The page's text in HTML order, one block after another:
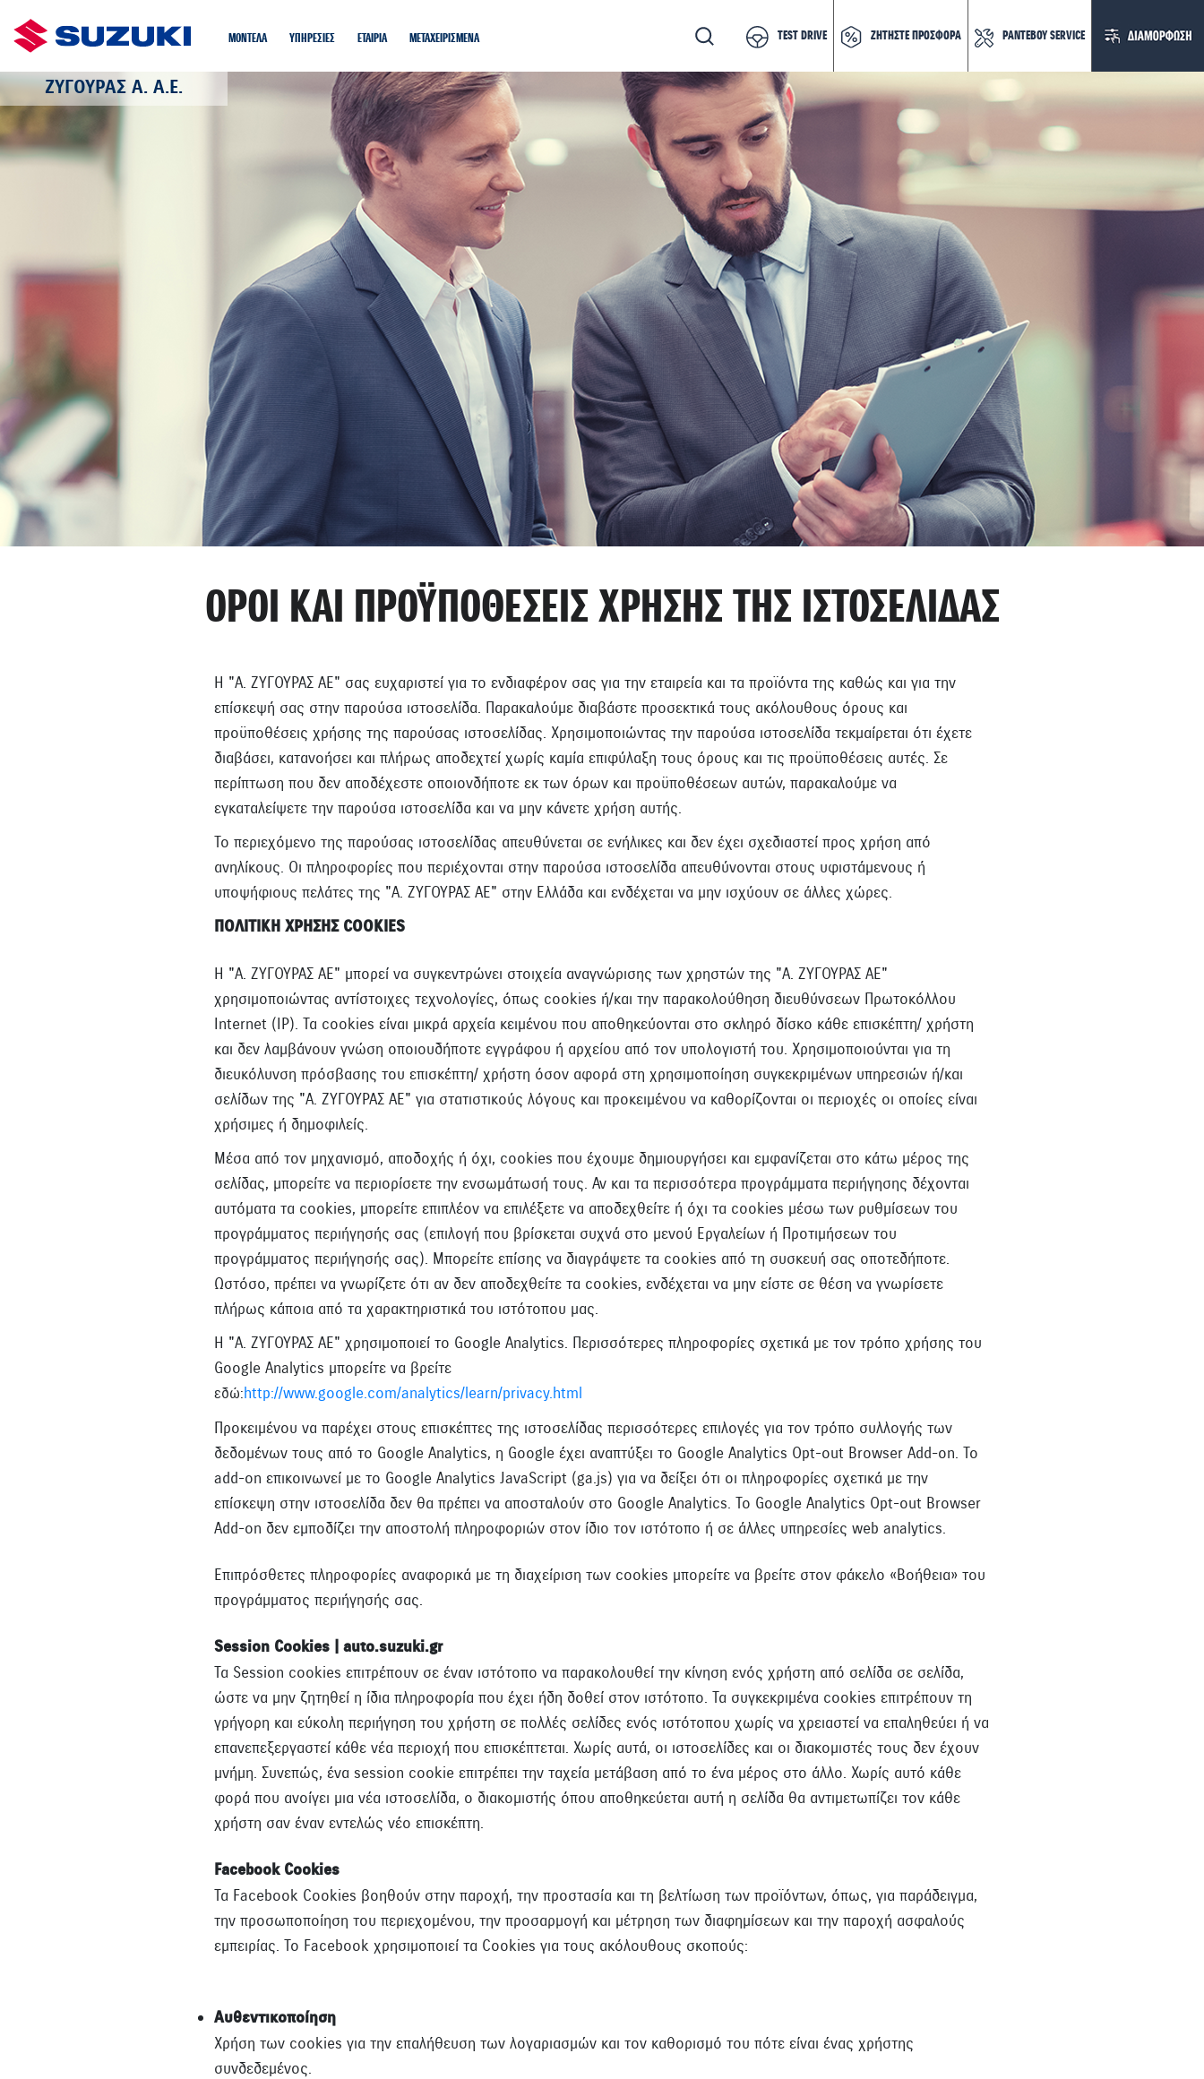
ΖΥΓΟΥΡΑΣ Α. Α.Ε.
ΜΟΝΤΕΛΑ ΥΠΗΡΕΣΙΕΣ EΤΑIΡΙΑ ΜΕΤΑΧΕΙΡΙΣΜΕΝΑ TEST DRIVE ΖΗΤΗΣΤΕ ΠΡΟΣΦΟΡΑ ΡΑΝΤΕΒΟΥ SERVICE
ΟΡΟΙ ΚΑΙ ΠΡΟΫΠΟΘΕΣΕΙΣ ΧΡΗΣΗΣ ΤΗΣ ΙΣΤΟΣΕΛΙΔΑΣ
Η "Α. ΖΥΓΟΥΡΑΣ ΑΕ" σας ευχαριστεί για το ενδιαφέρον σας για την εταιρεία και τα προϊόντα της καθώς και για την
επίσκεψή σας στην παρούσα ιστοσελίδα. Παρακαλούμε διαβάστε προσεκτικά τους ακόλουθους όρους και
προϋποθέσεις χρήσης της παρούσας ιστοσελίδας. Χρησιμοποιώντας την παρούσα ιστοσελίδα τεκμαίρεται ότι έχετε
διαβάσει, κατανοήσει και πλήρως αποδεχτεί χωρίς καμία επιφύλαξη τους όρους και τις προϋποθέσεις αυτές. Σε
περίπτωση που δεν αποδέχεστε οποιονδήποτε εκ των όρων και προϋποθέσεων αυτών, παρακαλούμε να
εγκαταλείψετε την παρούσα ιστοσελίδα και να μην κάνετε χρήση αυτής.
Το περιεχόμενο της παρούσας ιστοσελίδας απευθύνεται σε ενήλικες και δεν έχει σχεδιαστεί προς χρήση από
ανηλίκους. Οι πληροφορίες που περιέχονται στην παρούσα ιστοσελίδα απευθύνονται στους υφιστάμενους ή
υποψήφιους πελάτες της "Α. ΖΥΓΟΥΡΑΣ ΑΕ" στην Ελλάδα και ενδέχεται να μην ισχύουν σε άλλες χώρες.
ΠΟΛΙΤΙΚΗ ΧΡΗΣΗΣ COOKIES
Η "Α. ΖΥΓΟΥΡΑΣ ΑΕ" μπορεί να συγκεντρώνει στοιχεία αναγνώρισης των χρηστών της "Α. ΖΥΓΟΥΡΑΣ ΑΕ"
χρησιμοποιώντας αντίστοιχες τεχνολογίες, όπως cookies ή/και την παρακολούθηση διευθύνσεων Πρωτοκόλλου
Internet (IP). Τα cookies είναι μικρά αρχεία κειμένου που αποθηκεύονται στο σκληρό δίσκο κάθε επισκέπτη/ χρήστη
και δεν λαμβάνουν γνώση οποιουδήποτε εγγράφου ή αρχείου από τον υπολογιστή του. Χρησιμοποιούνται για τη
διευκόλυνση πρόσβασης του επισκέπτη/ χρήστη όσον αφορά στη χρησιμοποίηση συγκεκριμένων υπηρεσιών ή/και
σελίδων της "Α. ΖΥΓΟΥΡΑΣ ΑΕ" για στατιστικούς λόγους και προκειμένου να καθορίζονται οι περιοχές οι οποίες είναι
χρήσιμες ή δημοφιλείς.
Μέσα από τον μηχανισμό, αποδοχής ή όχι, cookies που έχουμε δημιουργήσει και εμφανίζεται στο κάτω μέρος της
σελίδας, μπορείτε να περιορίσετε την ενσωμάτωσή τους. Αν και τα περισσότερα προγράμματα περιήγησης δέχονται
αυτόματα τα cookies, μπορείτε επιπλέον να επιλέξετε να αποδεχθείτε ή όχι τα cookies μέσω των ρυθμίσεων του
προγράμματος περιήγησής σας (επιλογή που βρίσκεται συχνά στο μενού Εργαλείων ή Προτιμήσεων του
προγράμματος περιήγησής σας). Μπορείτε επίσης να διαγράψετε τα cookies από τη συσκευή σας οποτεδήποτε.
Ωστόσο, πρέπει να γνωρίζετε ότι αν δεν αποδεχθείτε τα cookies, ενδέχεται να μην είστε σε θέση να γνωρίσετε
πλήρως κάποια από τα χαρακτηριστικά του ιστότοπου μας.
Η "Α. ΖΥΓΟΥΡΑΣ ΑΕ" χρησιμοποιεί το Google Analytics. Περισσότερες πληροφορίες σχετικά με τον τρόπο χρήσης του
Google Analytics μπορείτε να βρείτε
εδώ:http://www.google.com/analytics/learn/privacy.html
Προκειμένου να παρέχει στους επισκέπτες της ιστοσελίδας περισσότερες επιλογές για τον τρόπο συλλογής των
δεδομένων τους από το Google Analytics, η Google έχει αναπτύξει το Google Analytics Opt-out Browser Add-on. Το
add-on επικοινωνεί με το Google Analytics JavaScript (ga.js) για να δείξει ότι οι πληροφορίες σχετικά με την
επίσκεψη στην ιστοσελίδα δεν θα πρέπει να αποσταλούν στο Google Analytics. Το Google Analytics Opt-out Browser
Add-on δεν εμποδίζει την αποστολή πληροφοριών στον ίδιο τον ιστότοπο ή σε άλλες υπηρεσίες web analytics.
Επιπρόσθετες πληροφορίες αναφορικά με τη διαχείριση των cookies μπορείτε να βρείτε στον φάκελο «Βοήθεια» του
προγράμματος περιήγησής σας.
Session Cookies | auto.suzuki.gr
Τα Session cookies επιτρέπουν σε έναν ιστότοπο να παρακολουθεί την κίνηση ενός χρήστη από σελίδα σε σελίδα,
ώστε να μην ζητηθεί η ίδια πληροφορία που έχει ήδη δοθεί στον ιστότοπο. Τα συγκεκριμένα cookies επιτρέπουν τη
γρήγορη και εύκολη περιήγηση του χρήστη σε πολλές σελίδες ενός ιστότοπου χωρίς να χρειαστεί να επαληθεύει ή να
επανεπεξεργαστεί κάθε νέα περιοχή που επισκέπτεται. Χωρίς αυτά, οι ιστοσελίδες και οι διακομιστές τους δεν έχουν
μνήμη. Συνεπώς, ένα session cookie επιτρέπει την ταχεία μετάβαση από το ένα μέρος στο άλλο. Χωρίς αυτό κάθε
φορά που ανοίγει μια νέα ιστοσελίδα, ο διακομιστής όπου αποθηκεύεται αυτή η σελίδα θα αντιμετωπίζει τον κάθε
χρήστη σαν έναν εντελώς νέο επισκέπτη.
Facebook Cookies
Τα Facebook Cookies βοηθούν στην παροχή, την προστασία και τη βελτίωση των προϊόντων, όπως, για παράδειγμα,
την προσωποποίηση του περιεχομένου, την προσαρμογή και μέτρηση των διαφημίσεων και την παροχή ασφαλούς
εμπειρίας. Το Facebook χρησιμοποιεί τα Cookies για τους ακόλουθους σκοπούς:
Αυθεντικοποίηση
Χρήση των cookies για την επαλήθευση των λογαριασμών και τον καθορισμό του πότε είναι ένας χρήστης
συνδεδεμένος.